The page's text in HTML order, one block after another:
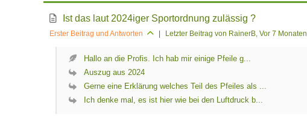
Ist das laut 2024iger Sportordnung zulässig ?
Erster Beitrag und Antworten | Letzter Beitrag von RainerB , Vor 7 Monaten
Hallo an die Profis. Ich hab mir einige Pfeile g...
Auszug aus 2024
Gerne eine Erklärung welches Teil des Pfeiles als ...
Ich denke mal, es ist hier wie bei den Luftdruck b...